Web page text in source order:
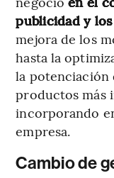
publicidad y
mejora de los
hasta la
la potenciación
productos más
incorporando
empresa.
Cambio de